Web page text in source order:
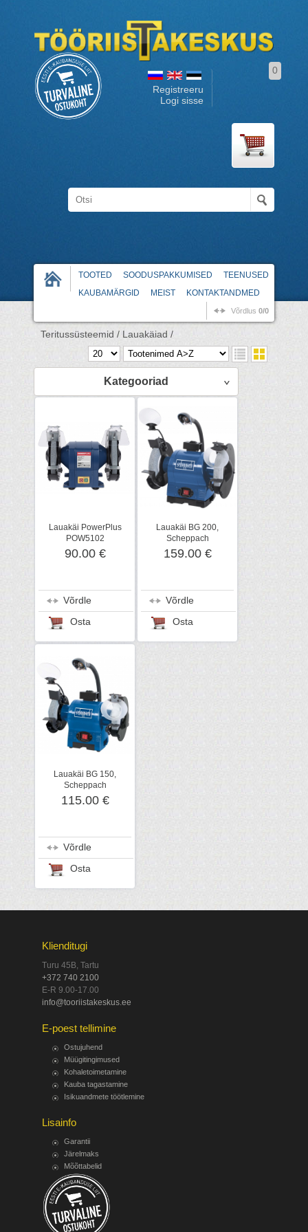
Registreeru
Logi sisse
0
TOOTED SOODUSPAKKUMISED
TEENUSED
KAUBAMÄRGID
MEIST KONTAKTANDMED
Võrdlus 0/0
Teritussüsteemid / Lauakäiad /
Kategooriad
Lauakäi PowerPlus
POW5102
90.00 €
Võrdle
Osta
Lauakäi BG 200,
Scheppach
159.00 €
Võrdle
Osta
Lauakäi BG 150,
Scheppach
115.00 €
Võrdle
Osta
Klienditugi
Turu 45B, Tartu
+372 740 2100
E-R 9.00-17.00
info@tooriistakeskus.ee
E-poest tellimine
Ostujuhend
Müügitingimused
Kohaletoimetamine
Kauba tagastamine
Isikuandmete töötlemine
Lisainfo
Garantii
Järelmaks
Mõõttabelid